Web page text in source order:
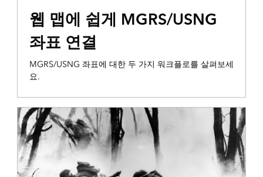
웹 맵에 쉽게 MGRS/USNG
좌표 연결
MGRS/USNG 좌표에 대한 두 가지 워크플로를 살펴보세
요.